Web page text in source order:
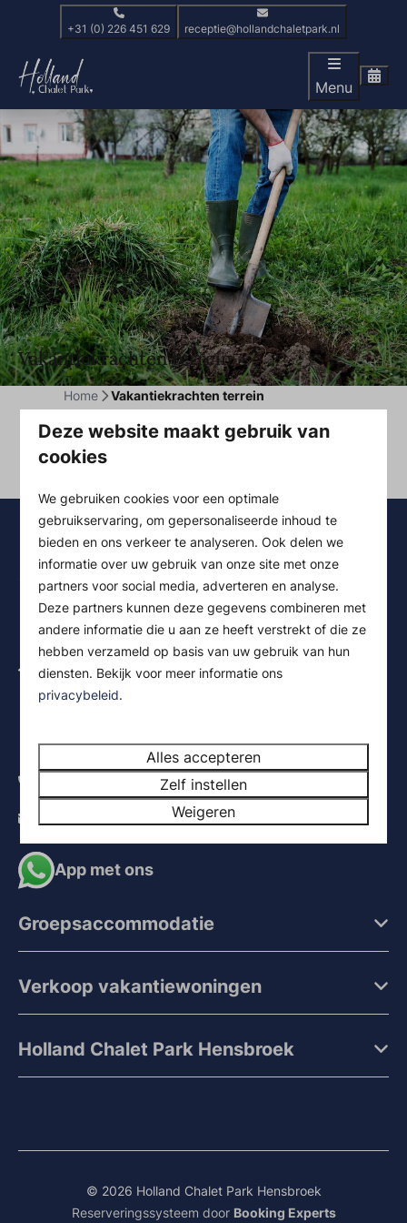
+31 (0) 226 451 629 receptie@hollandchaletpark.nl
Menu
Vakantiekrachten terrein
Home Vakantiekrachten terrein
Een uitgebreide omschrijving van deze functie volgt op
korte termijn.
Kerkweg 9a
1711 RR Hensbroek
receptie@hollandchaletpark.nl
App met ons
Groepsaccommodatie
Verkoop vakantiewoningen
Holland Chalet Park Hensbroek
© 2026 Holland Chalet Park Hensbroek
Reserveringssysteem door Booking Experts
Deze website maakt gebruik van
cookies
We gebruiken cookies voor een optimale
gebruikservaring, om gepersonaliseerde inhoud te
bieden en ons verkeer te analyseren. Ook delen we
informatie over uw gebruik van onze site met onze
partners voor social media, adverteren en analyse.
Deze partners kunnen deze gegevens combineren met
andere informatie die u aan ze heeft verstrekt of die ze
hebben verzameld op basis van uw gebruik van hun
diensten. Bekijk voor meer informatie ons
privacybeleid.
Alles accepteren
Zelf instellen
Weigeren